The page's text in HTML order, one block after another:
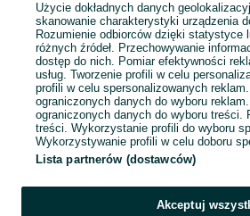
Popularne wyszukiwania
Użycie dokładnych danych
skanowanie charakterystyki urządzenia
Rozumienie odbiorców dzięki statystyce
różnych źródeł. Przechowywanie
dostęp do nich. Pomiar efektywności
usług. Tworzenie profili w celu
profili w celu spersonalizowanych
ograniczonych danych do wyboru
ograniczonych danych do wyboru treści.
treści. Wykorzystanie profili do wyboru
Wykorzystywanie profili w celu doboru
Lista partnerów (dostawców)
Akceptuj